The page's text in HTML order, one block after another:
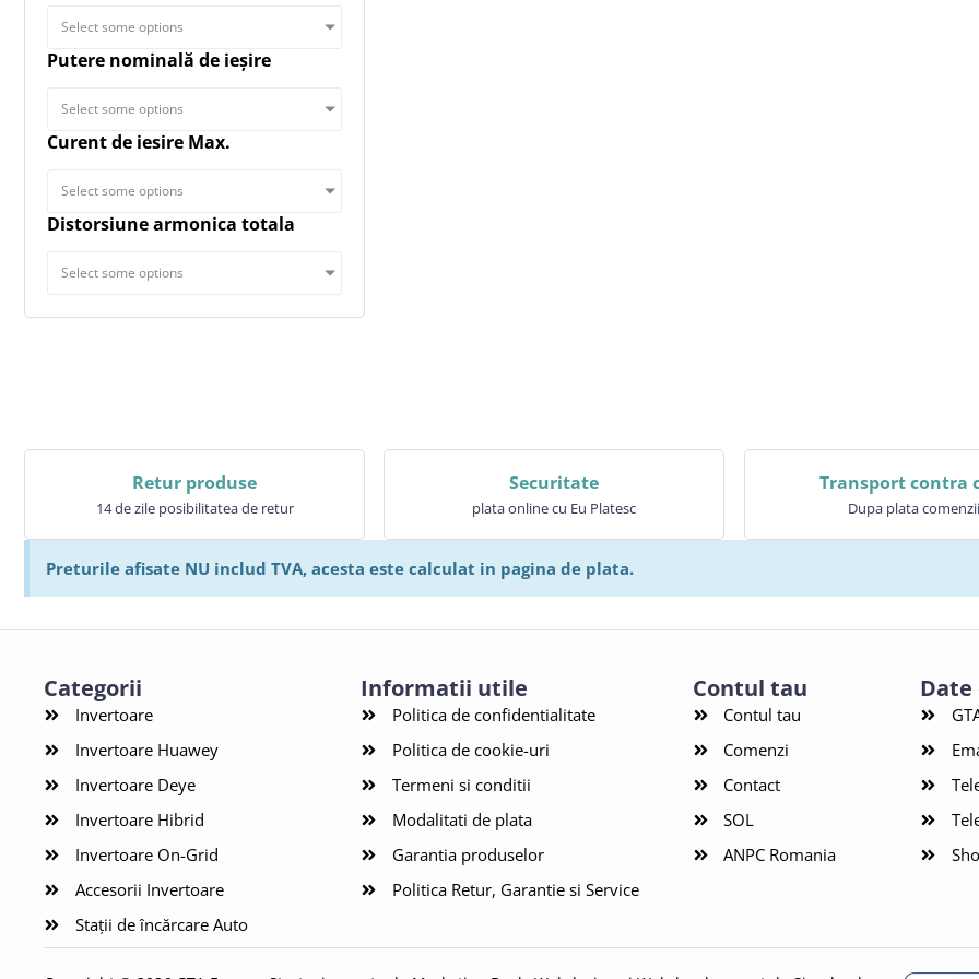
Select some options
Putere nominală de ieșire
Select some options
Curent de iesire Max.
Select some options
Distorsiune armonica totala
Select some options
Retur produse
14 de zile posibilitatea de retur
Securitate
plata online cu Eu Platesc
Transport contra
Dupa plata comenzii
Preturile afisate NU includ TVA, acesta este calculat in pagina de plata.
Categorii
Invertoare
Invertoare Huawey
Invertoare Deye
Invertoare Hibrid
Invertoare On-Grid
Accesorii Invertoare
Stații de încărcare Auto
Informatii utile
Politica de confidentialitate
Politica de cookie-uri
Termeni si conditii
Modalitati de plata
Garantia produselor
Politica Retur, Garantie si Service
Contul tau
Contul tau
Comenzi
Contact
SOL
ANPC Romania
Date